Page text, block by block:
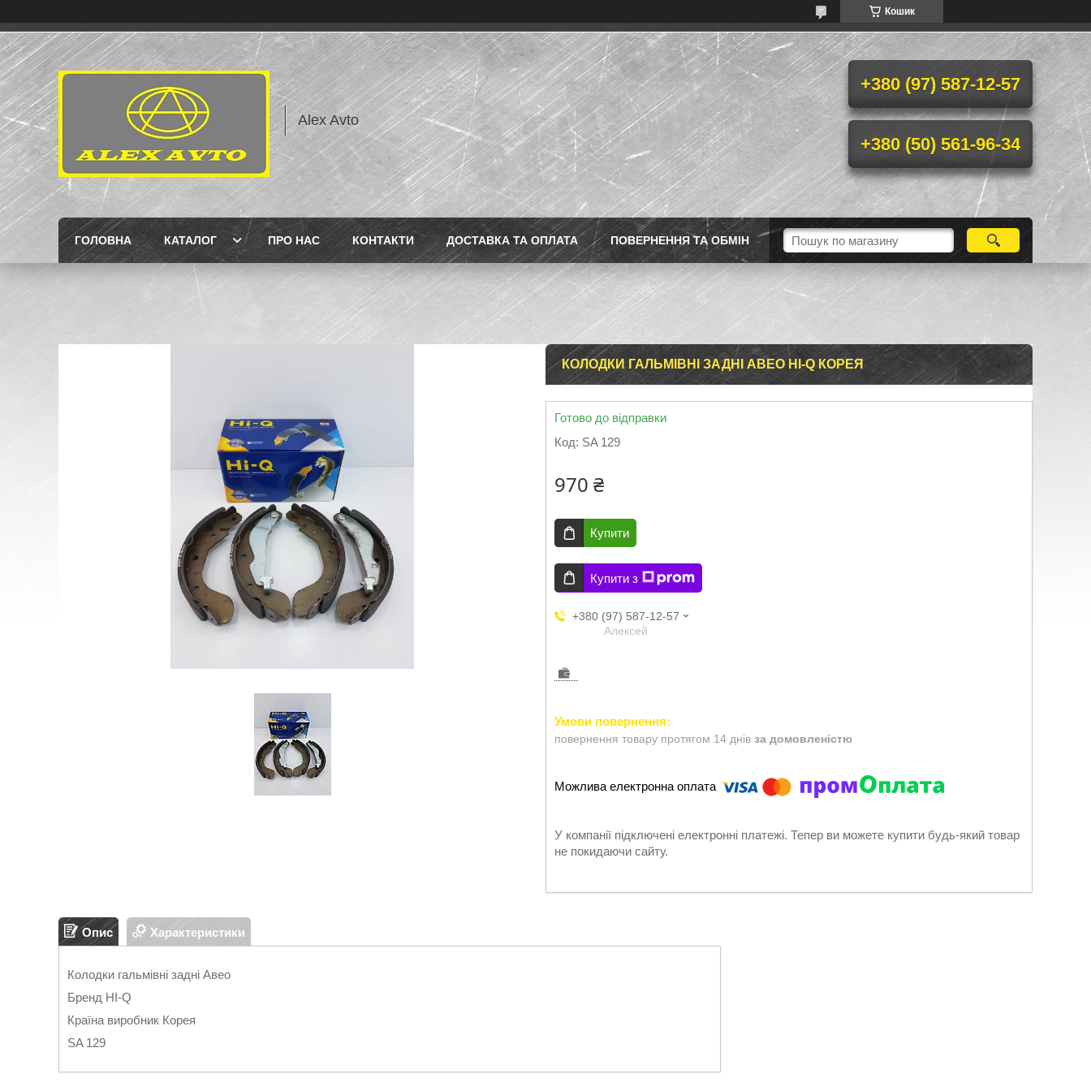
Кошик
Alex Avto
+380 (97) 587-12-57
+380 (50) 561-96-34
ГОЛОВНА КАТАЛОГ ПРО НАС КОНТАКТИ ДОСТАВКА ТА ОПЛАТА ПОВЕРНЕННЯ ТА ОБМІН
КОЛОДКИ ГАЛЬМІВНІ ЗАДНІ АВЕО HI-Q КОРЕЯ
Готово до відправки
Код: SA 129
970 ₴
Купити
Купити з
+380 (97) 587-12-57
Aлексей
повернення товару протягом 14 днів за домовленістю
У компанії підключені електронні платежі. Тепер ви можете купити будь-який товар
не покидаючи сайту.
Опис Характеристики
Колодки гальмівні задні Авео
Бренд HI-Q
Країна виробник Корея
SA 129